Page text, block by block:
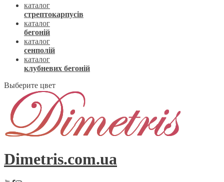
каталог
стрептокарпусів
каталог
бегоній
каталог
сенполій
каталог
клубневих бегоній
Выберите цвет
Dimetris.com.ua